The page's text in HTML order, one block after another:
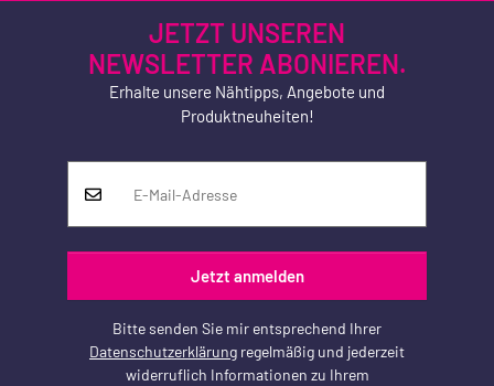
JETZT UNSEREN
NEWSLETTER ABONIEREN.
Erhalte unsere Nähtipps, Angebote und
Produktneuheiten!
Jetzt anmelden
Bitte senden Sie mir entsprechend Ihrer
Datenschutzerklärung regelmäßig und jederzeit
widerruflich Informationen zu Ihrem